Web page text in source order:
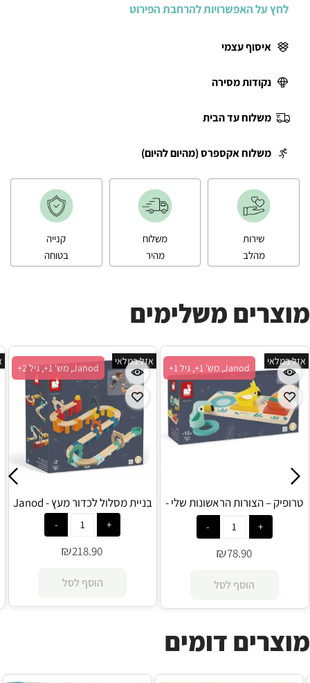
לחץ על האפשרויות להרחבת הפירוט
איסוף עצמי
נקודות מסירה
משלוח עד הבית
משלוח אקספרס (מהיום להיום)
שירות
מהלב
משלוח
מהיר
קנייה
בטוחה
מוצרים משלימים
Janod, מש' 1+, גיל 2+
אזל במלאי
בניית מסלול לכדור מעץ - Janod
₪218.90
הוסף לסל
Janod, מש' 1+, גיל 1+
אזל במלאי
טרופיק – הצורות הראשונות שלי -
Janod
₪78.90
הוסף לסל
מוצרים דומים